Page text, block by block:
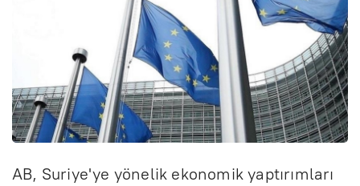
AB, Suriye'ye yönelik ekonomik yaptırımları